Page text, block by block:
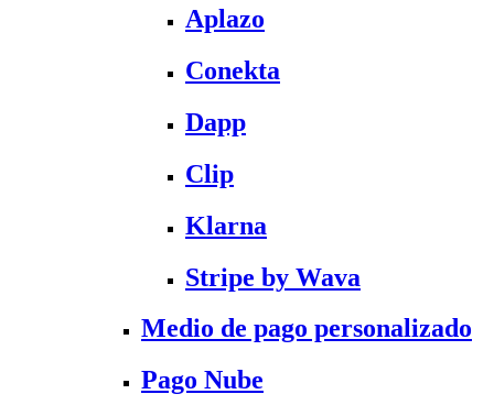
Aplazo
Conekta
Dapp
Clip
Klarna
Stripe by Wava
Medio de pago personalizado
Pago Nube